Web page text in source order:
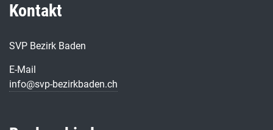
Kontakt
SVP Bezirk Baden
E-Mail
info@svp-bezirkbaden.ch